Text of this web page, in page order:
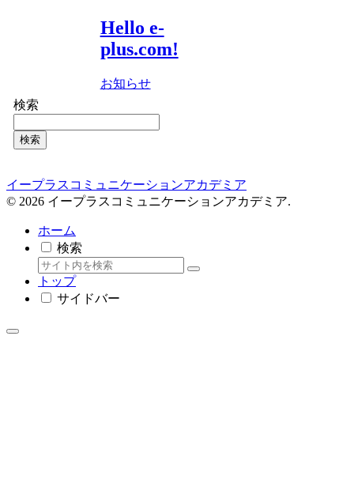
Hello e-
plus.com!
お知らせ
検索
検索
イープラスコミュニケーションアカデミア
© 2026 イープラスコミュニケーションアカデミア.
ホーム
検索
トップ
サイドバー